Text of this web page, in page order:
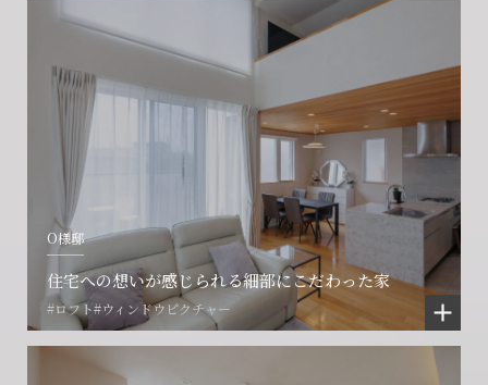
O様邸
住宅への想いが感じられる細部にこだわった家
#ロフト#ウィンドウピクチャー